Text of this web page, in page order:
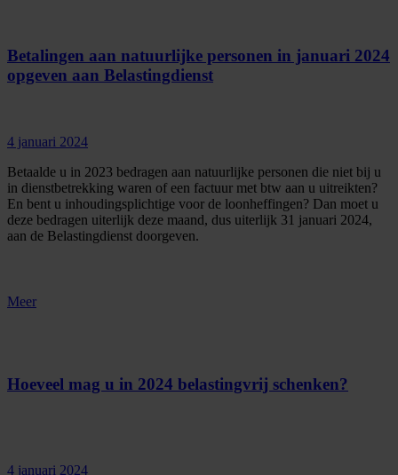
Betalingen aan natuurlijke personen in januari 2024
opgeven aan Belastingdienst
4 januari 2024
Betaalde u in 2023 bedragen aan natuurlijke personen die niet bij u
in dienstbetrekking waren of een factuur met btw aan u uitreikten?
En bent u inhoudingsplichtige voor de loonheffingen? Dan moet u
deze bedragen uiterlijk deze maand, dus uiterlijk 31 januari 2024,
aan de Belastingdienst doorgeven.
Meer
Hoeveel mag u in 2024 belastingvrij schenken?
4 januari 2024